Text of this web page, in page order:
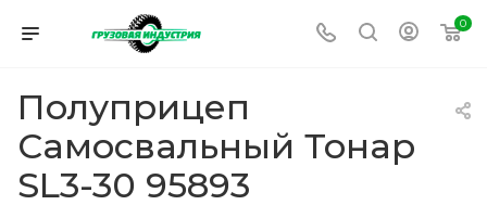
0
Полуприцеп
Самосвальный Тонар
SL3-30 95893